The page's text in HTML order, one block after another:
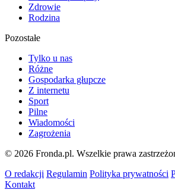
Zdrowie
Rodzina
Pozostałe
Tylko u nas
Różne
Gospodarka głupcze
Z internetu
Sport
Pilne
Wiadomości
Zagrożenia
© 2026 Fronda.pl. Wszelkie prawa
O redakcji Regulamin Polityka prywatności
Kontakt